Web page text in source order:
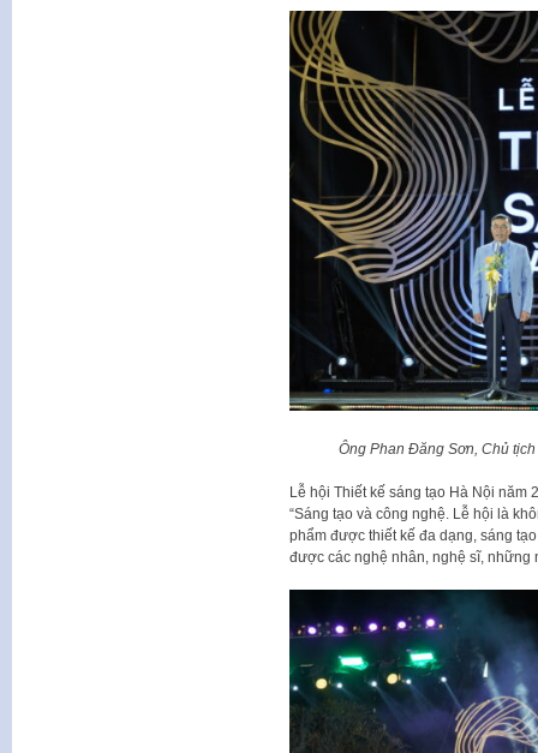
Ông Phan Đăng Sơn, Chủ
Lễ hội Thiết kế sáng tạo Hà Nội năm
“Sáng tạo và công nghệ. Lễ hội là
phẩm được thiết kế đa dạng, sáng
được các nghệ nhân, nghệ sĩ,